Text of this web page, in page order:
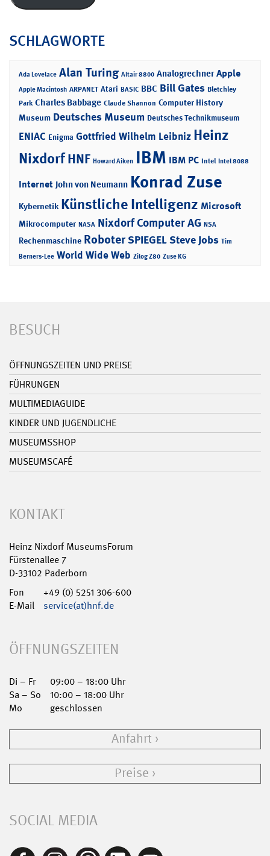
SCHLAGWORTE
Ada Lovelace Alan Turing Altair 8800 Analogrechner Apple
Apple Macintosh ARPANET Atari BASIC BBC Bill Gates Bletchley
Park Charles Babbage Claude Shannon Computer History
Museum Deutsches Museum Deutsches Technikmuseum
ENIAC Enigma Gottfried Wilhelm Leibniz Heinz
NixdorfHNF Howard Aiken IBM IBM PC Intel Intel 8088
Internet John von Neumann Konrad Zuse
Kybernetik Künstliche Intelligenz Microsoft
Mikrocomputer NASA Nixdorf Computer AG NSA
Rechenmaschine RoboterSPIEGELSteve Jobs Tim
Berners-Lee World Wide Web Zilog Z80 Zuse KG
BESUCH
ÖFFNUNGSZEITEN UND PREISE
FÜHRUNGEN
MULTIMEDIAGUIDE
KINDER UND JUGENDLICHE
MUSEUMSSHOP
MUSEUMSCAFÉ
KONTAKT
Heinz Nixdorf MuseumsForum
Fürstenallee 7
D-33102 Paderborn
Fon
+49 (0) 5251 306-600
E-Mail
service(at)hnf.de
ÖFFNUNGSZEITEN
Di – Fr
09:00 – 18:00 Uhr
Sa – So
10:00 – 18:00 Uhr
Mo
geschlossen
Anfahrt
Preise
SOCIAL MEDIA